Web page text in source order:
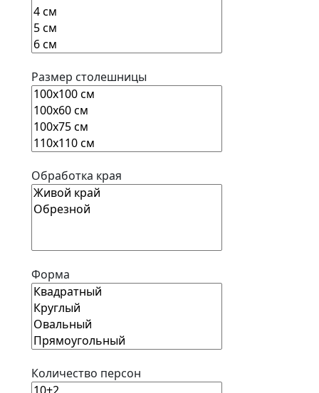
Размер столешницы
Обработка края
Форма
Количество персон